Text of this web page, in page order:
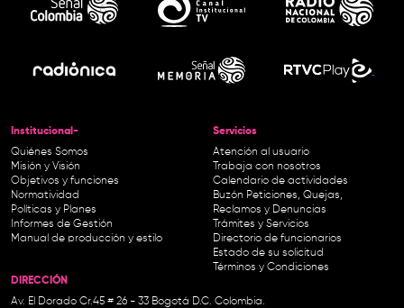
Institucional-
Quiénes Somos
Misión y Visión
Objetivos y funciones
Normatividad
Políticas y Planes
Informes de Gestión
Manual de producción y estilo
Servicios
Atención al usuario
Trabaja con nosotros
Calendario de actividades
Buzón Peticiones, Quejas,
Reclamos y Denuncias
Trámites y Servicios
Directorio de funcionarios
Estado de su solicitud
Términos y Condiciones
DIRECCIÓN
Av. El Dorado Cr.45 # 26 - 33 Bogotá D.C. Colombia.